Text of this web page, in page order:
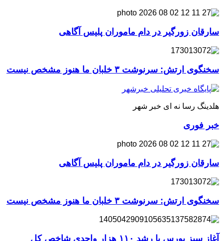
سارقان زورگیر در دام ماموران پلیس آگاهی
سخنگوی ارتش: سرنوشت ۳ خلبان ما هنوز مشخص نیست
هلدینگ رسا نه ای خبر شهر
خبر فوری
سارقان زورگیر در دام ماموران پلیس آگاهی
سخنگوی ارتش: سرنوشت ۳ خلبان ما هنوز مشخص نیست
آغاز سبز بورس با رشد ۱۱۰ هزار واحدی شاخص کل